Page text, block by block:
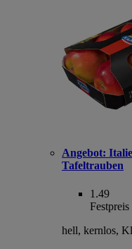
Angebot:
Tafeltrauben
1.49
hell, kernlos,